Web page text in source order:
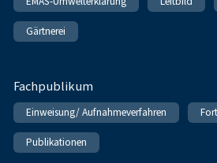
Gärtnerei
Fachpublikum
Einweisung/ Aufnahmeverfahren
Publikationen